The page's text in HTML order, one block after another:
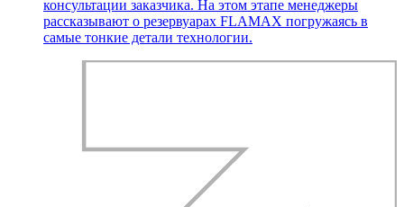
консультации заказчика. На этом этапе менеджеры
рассказывают о резервуарах FLAMAX погружаясь в
самые тонкие детали технологии.